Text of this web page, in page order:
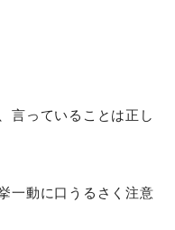
言っていることは正し
一動に口うるさく注意